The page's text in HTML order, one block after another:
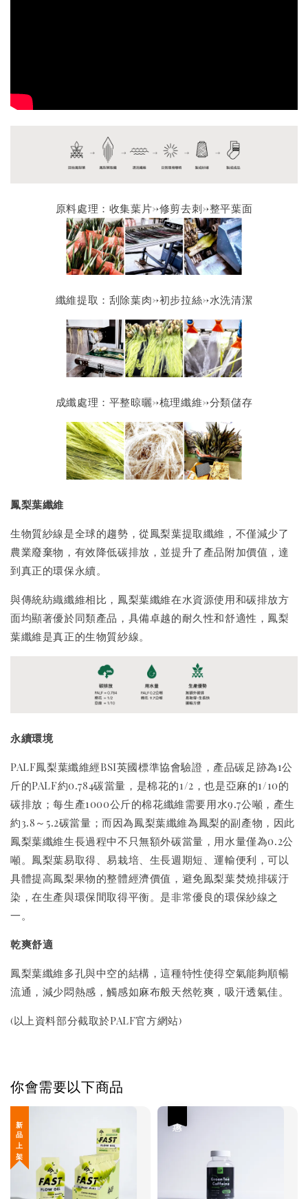
原料處理：收集葉片→修剪去刺→整平葉面
纖維提取：刮除葉肉→初步拉絲→水洗清潔
成纖處理：平整晾曬→梳理纖維→分類儲存
鳳梨葉纖維
生物質紗線是全球的趨勢，從鳳梨葉提取纖維，不僅減少了
農業廢棄物，有效降低碳排放，並提升了產品附加價值，達
到真正的環保永續。
與傳統紡織纖維相比，鳳梨葉纖維在水資源使用和碳排放方
面均顯著優於同類產品，具備卓越的耐久性和舒適性，鳳梨
葉纖維是真正的生物質紗線。
永續環境
PALF鳳梨葉纖維經BSI英國標準協會驗證，產品碳足跡為1公
斤的PALF約0.784碳當量，是棉花的1/2，也是亞麻的1/10的
碳排放；每生產1000公斤的棉花纖維需要用水9.7公噸，產生
約3.8～5.2碳當量；而因為鳳梨葉纖維為鳳梨的副產物，因此
鳳梨葉纖維生長過程中不只無額外碳當量，用水量僅為0.2公
噸。鳳梨葉易取得、易栽培、生長週期短、運輸便利，可以
具體提高鳳梨果物的整體經濟價值，避免鳯梨葉焚燒排碳汙
染，在生產與環保間取得平衡。是非常優良的環保紗線之
一。
乾爽舒適
鳳梨葉纖維多孔與中空的結構，這種特性使得空氣能夠順暢
流通，減少悶熱感，觸感如麻布般天然乾爽，吸汗透氣佳。
(以上資料部分截取於PALF官方網站)
你會需要以下商品
新 品 上 架